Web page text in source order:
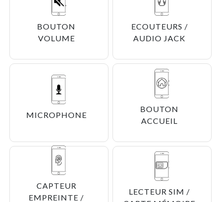
BOUTON
VOLUME
ECOUTEURS /
AUDIO JACK
MICROPHONE
BOUTON
ACCUEIL
CAPTEUR
EMPREINTE /
LECTEUR SIM /